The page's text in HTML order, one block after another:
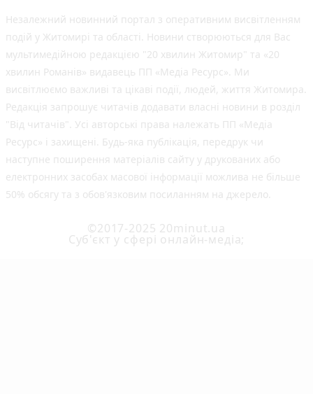
Незалежний новинний портал з оперативним висвітленням
подій у Житомирі та області. Новини створюються для Вас
мультимедійною редакцією "20 хвилин Житомир" та «20
хвилин Романів» видавець ПП «Медіа Ресурс». Ми
висвітлюємо важливі та цікаві події, людей, життя Житомира.
Редакція запрошує читачів додавати власні новини в розділ
"Від читачів". Усі авторські права належать ПП «Медіа
Ресурс» і захищені. Будь-яка публiкацiя, передрук чи
наступне поширення матеріалів сайту у друкованих або
електронних засобах масової інформації можлива не більше
50% обсягу та з обов'язковим посиланням на джерело.
©2017-2025 20minut.ua
Cуб'єкт у сфері онлайн-медіа;